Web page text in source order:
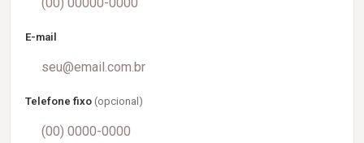
E-mail
Telefone fixo (opcional)